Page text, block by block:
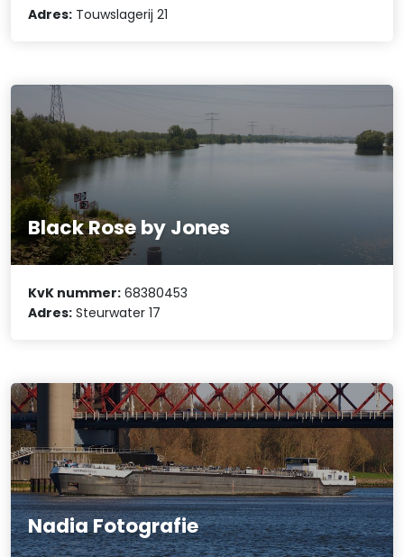
Adres: Touwslagerij 21
Black Rose by Jones
KvK nummer: 68380453
Adres: Steurwater 17
Nadia Fotografie